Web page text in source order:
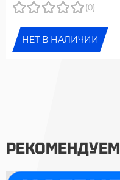
(0)
НЕТ В НАЛИЧИИ
РЕКОМЕНДУЕМ